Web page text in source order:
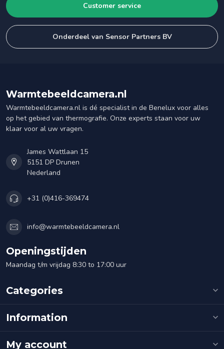
Customer service
Onderdeel van Sensor Partners BV
Warmtebeeldcamera.nl
Warmtebeeldcamera.nl is dé specialist in de Benelux voor alles
op het gebied van thermografie. Onze experts staan voor uw
klaar voor al uw vragen.
James Wattlaan 15
5151 DP Drunen
Nederland
+31 (0)416-369474
info@warmtebeeldcamera.nl
Openingstijden
Maandag t/m vrijdag 8:30 to 17:00 uur
Categories
Information
My account